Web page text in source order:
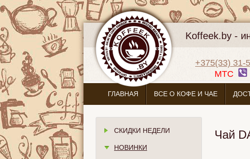
Koffeek.by -
+375(33) 31-
МТС
ГЛАВНАЯ ВСЕ О КОФЕ И ЧАЕ
СКИДКИ НЕДЕЛИ
НОВИНКИ
Чай